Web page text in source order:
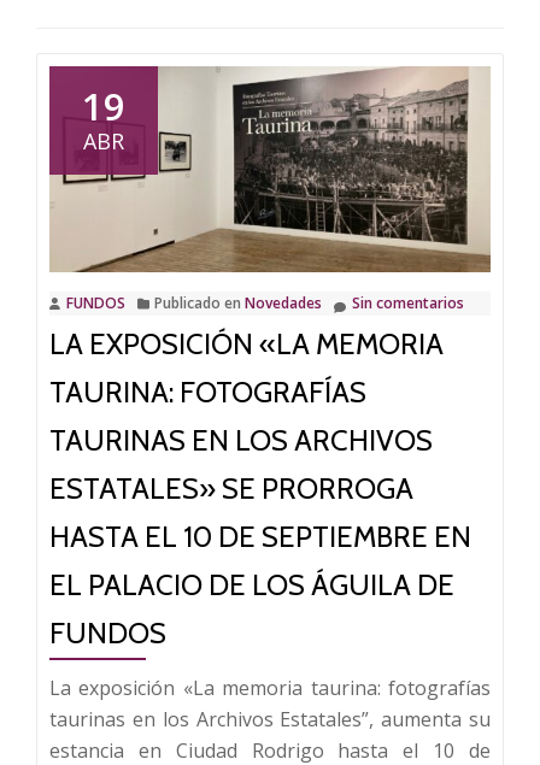
19
ABR
FUNDOS Publicado en Novedades Sin comentarios
LA EXPOSICIÓN «LA MEMORIA
TAURINA: FOTOGRAFÍAS
TAURINAS EN LOS ARCHIVOS
ESTATALES» SE PRORROGA
HASTA EL 10 DE SEPTIEMBRE EN
EL PALACIO DE LOS ÁGUILA DE
FUNDOS
La exposición «La memoria taurina: fotografías
taurinas en los Archivos Estatales”, aumenta su
estancia en Ciudad Rodrigo hasta el 10 de